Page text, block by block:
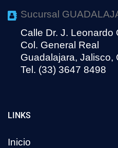
Sucursal
Calle Dr. J. Leonardo
Col. General Real
Guadalajara, Jalisco,
Tel. (33) 3647 8498
LINKS
Inicio